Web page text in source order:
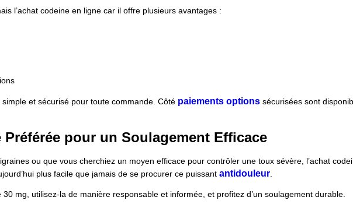
l’achat codeine en ligne car il offre plusieurs avantages :
et sécurisé pour toute commande. Côté paiements options sécurisées sont
Préférée pour un Soulagement Efficace
ou que vous cherchiez un moyen efficace pour contrôler une toux sévère, l’achat
plus facile que jamais de se procurer ce puissant antidouleur.
mg, utilisez-la de manière responsable et informée, et profitez d’un soulagement durable.